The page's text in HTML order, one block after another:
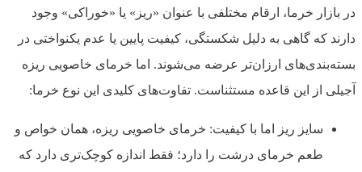
در بازار خرما، ارقام مختلفی با عنوان «ریز» یا «خوراکی» وجود
دارند که گاهی به دلیل شکستگی، کیفیت پایین یا عدم یکنواختی در
بسته‌بندی‌های ارزان‌تر عرضه می‌شوند. اما خرمای خاصویی ریزه
آجیلی از این قاعده مستثناست. تفاوت‌های کلیدی این نوع خرما:
سایز ریز اما با کیفیت: خرمای خاصویی ریزه، همان خواص و
طعم خرمای درشت را دارد؛ فقط اندازه کوچک‌تری دارد که